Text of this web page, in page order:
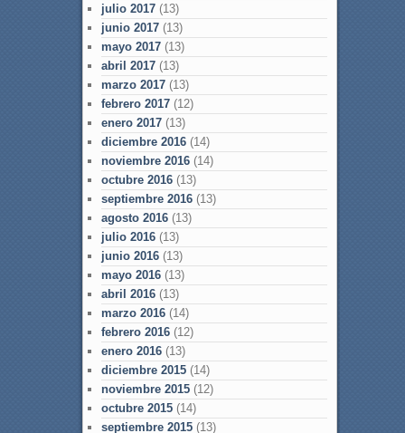
julio 2017(13)
junio 2017(13)
mayo 2017(13)
abril 2017(13)
marzo 2017(13)
febrero 2017(12)
enero 2017(13)
diciembre 2016(14)
noviembre 2016(14)
octubre 2016(13)
septiembre 2016(13)
agosto 2016(13)
julio 2016(13)
junio 2016(13)
mayo 2016(13)
abril 2016(13)
marzo 2016(14)
febrero 2016(12)
enero 2016(13)
diciembre 2015(14)
noviembre 2015(12)
octubre 2015(14)
septiembre 2015(13)